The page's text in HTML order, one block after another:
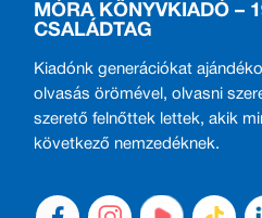
MÓRA KÖNYVKIADÓ –
CSALÁDTAG
Kiadónk generációkat
olvasás örömével, olvasni
szerető felnőttek lettek, akik
következő nemzedéknek.